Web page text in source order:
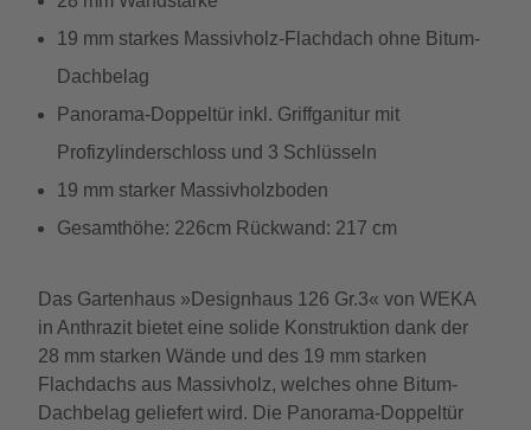
19 mm starkes Massivholz-Flachdach ohne Bitum-
Dachbelag
Panorama-Doppeltür inkl. Griffganitur mit
Profizylinderschloss und 3 Schlüsseln
19 mm starker Massivholzboden
Gesamthöhe: 226cm Rückwand: 217 cm
Das Gartenhaus »Designhaus 126 Gr.3« von WEKA
in Anthrazit bietet eine solide Konstruktion dank der
28 mm starken Wände und des 19 mm starken
Flachdachs aus Massivholz, welches ohne Bitum-
Dachbelag geliefert wird. Die Panorama-Doppeltür